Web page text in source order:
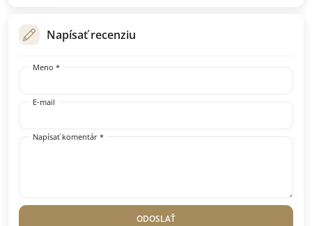
Napísať recenziu
Meno *
E-mail
Napísať komentár *
ODOSLAŤ